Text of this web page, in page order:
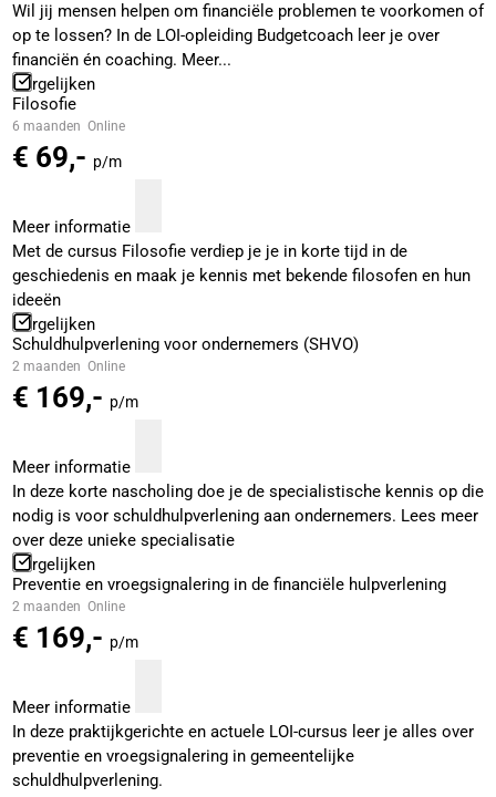
Wil jij mensen helpen om financiële problemen te voorkomen of
op te lossen? In de LOI-opleiding Budgetcoach leer je over
financiën én coaching. Meer...
Vergelijken
Filosofie
6 maanden Online
€ 69,- p/m
Meer informatie
Met de cursus Filosofie verdiep je je in korte tijd in de
geschiedenis en maak je kennis met bekende filosofen en hun
ideeën
Vergelijken
Schuldhulpverlening voor ondernemers (SHVO)
2 maanden Online
€ 169,- p/m
Meer informatie
In deze korte nascholing doe je de specialistische kennis op die
nodig is voor schuldhulpverlening aan ondernemers. Lees meer
over deze unieke specialisatie
Vergelijken
Preventie en vroegsignalering in de financiële hulpverlening
2 maanden Online
€ 169,- p/m
Meer informatie
In deze praktijkgerichte en actuele LOI-cursus leer je alles over
preventie en vroegsignalering in gemeentelijke
schuldhulpverlening.